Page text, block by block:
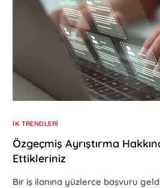
İK TRENDLERI
Özgeçmiş Ayrıştırma
Ettikleriniz
Bir iş ilanına yüzlerce başvuru